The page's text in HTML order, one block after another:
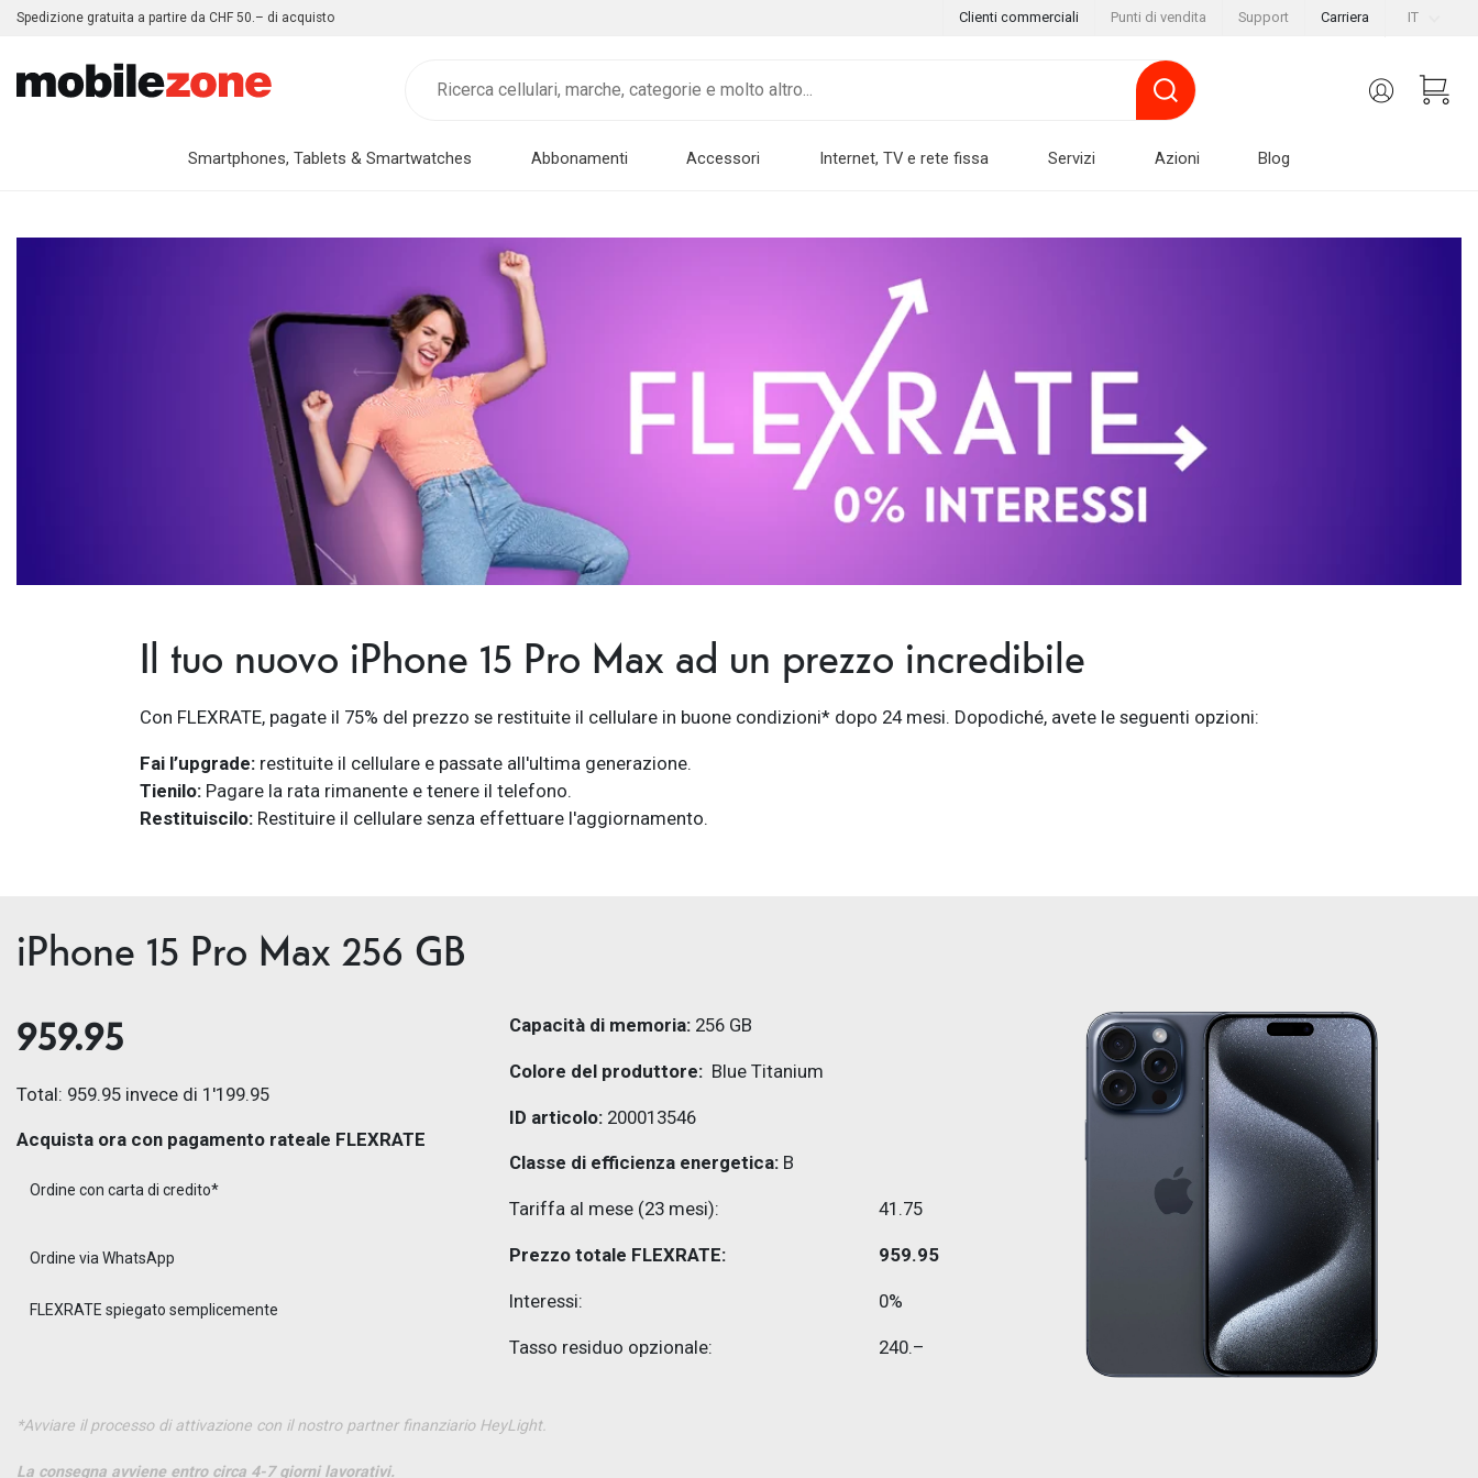
IT
Clienti commerciali Punti di vendita Support Carriera
Spedizione gratuita a partire da CHF 50.– di acquisto
Smartphones, Tablets & Smartwatches Abbonamenti Accessori Internet, TV e rete fissa Servizi Azioni Blog
Il tuo nuovo iPhone 15 Pro Max ad un prezzo incredibile
Con FLEXRATE, pagate il 75% del prezzo se restituite il cellulare in buone condizioni* dopo 24 mesi. Dopodiché, avete le seguenti opzioni:
Fai l’upgrade: restituite il cellulare e passate all'ultima generazione.
Tienilo: Pagare la rata rimanente e tenere il telefono.
Restituiscilo: Restituire il cellulare senza effettuare l'aggiornamento.
iPhone 15 Pro Max 256 GB
959.95
Total: 959.95 invece di 1'199.95
Acquista ora con pagamento rateale FLEXRATE
Ordine con carta di credito*
Ordine via WhatsApp
FLEXRATE spiegato semplicemente
Capacità di memoria: 256 GB
Colore del produttore: Blue Titanium
ID articolo: 200013546
Classe di efficienza energetica: B
Tariffa al mese (23 mesi): 41.75
Prezzo totale FLEXRATE: 959.95
Interessi: 0%
Tasso residuo opzionale: 240.–
*Avviare il processo di attivazione con il nostro partner finanziario HeyLight.
La consegna avviene entro circa 4-7 giorni lavorativi.